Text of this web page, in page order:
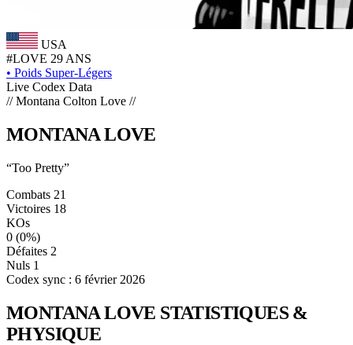
USA
#LOVE 29 ANS
• Poids Super-Légers
Live Codex Data
// Montana Colton Love //
MONTANALOVE
“Too Pretty”
Combats 21
Victoires 18
KOs
0 (0%)
Défaites 2
Nuls 1
Codex sync : 6 février 2026
MONTANA LOVE STATISTIQUES &
PHYSIQUE